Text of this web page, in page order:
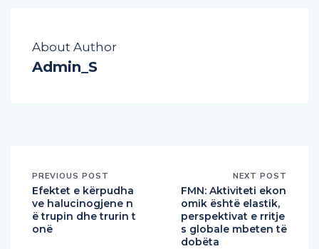
About Author
Admin_S
PREVIOUS POST
Efektet e kërpudha
ve halucinogjene n
ë trupin dhe trurin t
onë
NEXT POST
FMN: Aktiviteti ekon
omik është elastik,
perspektivat e rritje
s globale mbeten të
dobëta